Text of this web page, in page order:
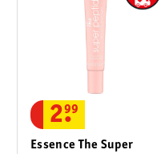
Essence The Super
2.
99